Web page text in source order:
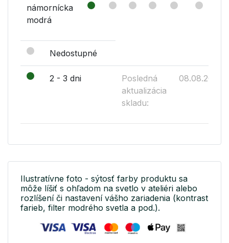
námornícka
modrá
Nedostupné
2 - 3 dni
Posledná
aktualizácia
skladu:
08.08.2026
Ilustratívne foto - sýtosť farby produktu sa
môže líšiť s ohľadom na svetlo v ateliéri alebo
rozlíšení či nastavení vášho zariadenia (kontrast
farieb, filter modrého svetla a pod.).